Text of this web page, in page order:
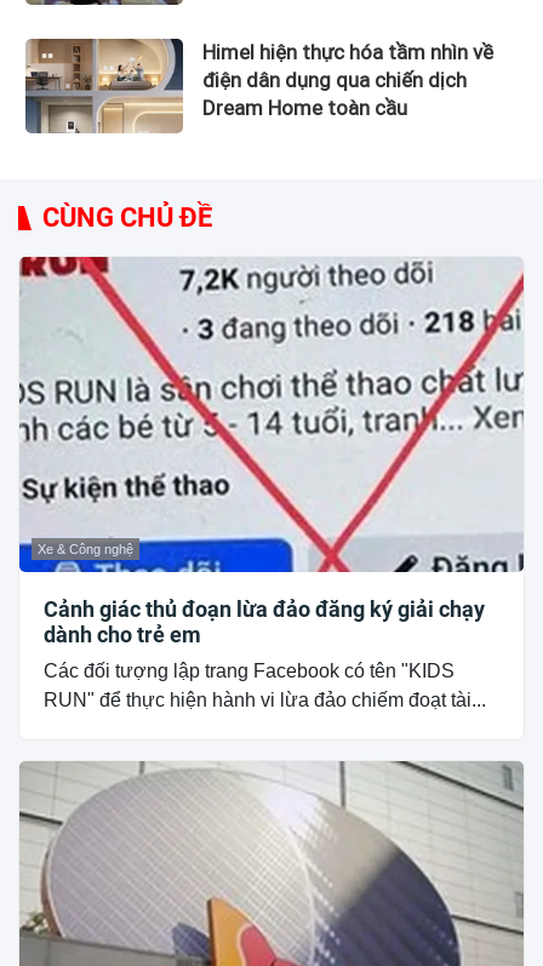
Himel hiện thực hóa tầm nhìn về
điện dân dụng qua chiến dịch
Dream Home toàn cầu
CÙNG CHỦ ĐỀ
Xe & Công nghệ
Cảnh giác thủ đoạn lừa đảo đăng ký giải chạy
dành cho trẻ em
Các đối tượng lập trang Facebook có tên "KIDS
RUN" để thực hiện hành vi lừa đảo chiếm đoạt tài...